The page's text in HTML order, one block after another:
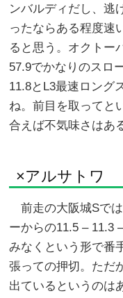
ンバルディだし、逃
ったならある程度速
ると思う。オクトー
57.9でかなりのスロ
11.8とL3最速ロング
ね。前目を取ってと
合えば不気味さはあ
×アルサトワ
前走の大阪城Sでは
ーからの11.5 – 11.3
みなくという形で番
張っての押切。ただ
出ているというのは